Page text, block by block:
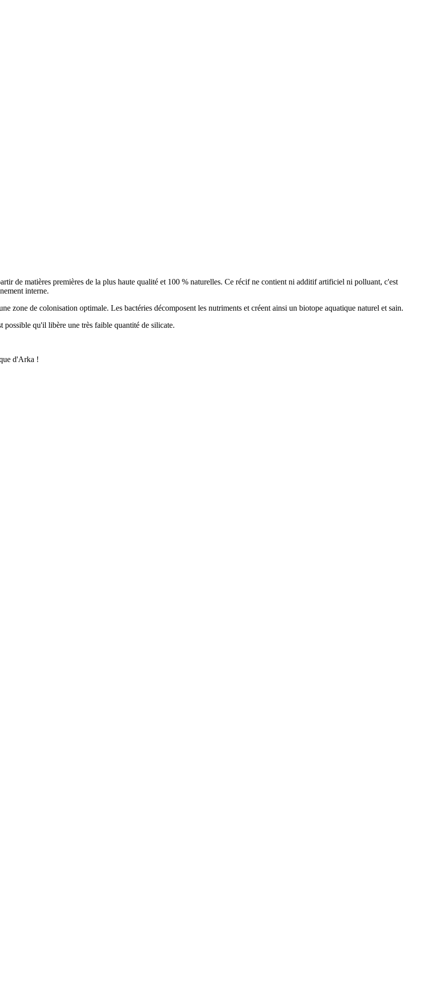
de matières premières de la plus haute qualité et 100 % naturelles. Ce récif ne contient ni additif artificiel ni polluant, c'est
interne.
zone de colonisation optimale. Les bactéries décomposent les nutriments et créent ainsi un biotope aquatique naturel et sain.
qu'il libère une très faible quantité de silicate.
d'Arka !